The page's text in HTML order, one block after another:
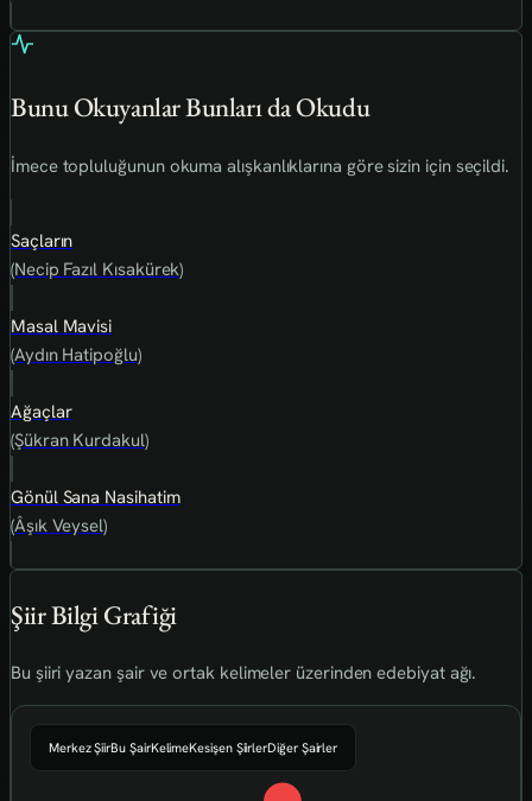
Bunu Okuyanlar Bunları da Okudu
İmece topluluğunun okuma alışkanlıklarına göre sizin için seçildi.
Saçların
(Necip Fazıl Kısakürek)
Masal Mavisi
(Aydın Hatipoğlu)
Ağaçlar
(Şükran Kurdakul)
Gönül Sana Nasihatim
(Âşık Veysel)
Şiir Bilgi Grafiği
Bu şiiri yazan şair ve ortak kelimeler üzerinden edebiyat ağı.
Merkez ŞiirBu ŞairKelimeKesişen ŞiirlerDiğer Şairler